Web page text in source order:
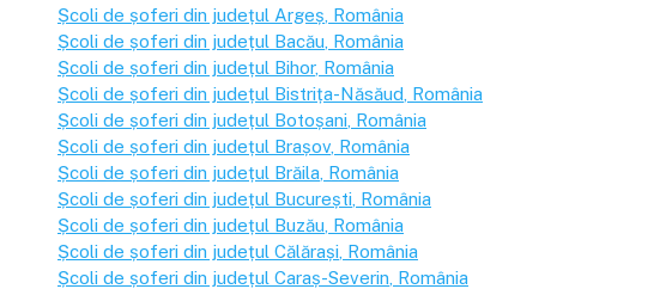
Școli de șoferi din județul Argeș , România
Școli de șoferi din județul Bacău , România
Școli de șoferi din județul Bihor, România
Școli de șoferi din județul Bistrița-Năsăud , România
Școli de șoferi din județul Botoșani , România
Școli de șoferi din județul Brașov , România
Școli de șoferi din județul Brăila , România
Școli de șoferi din județul București , România
Școli de șoferi din județul Buzău , România
Școli de șoferi din județul Călărași , România
Școli de șoferi din județul Caraș-Severin , România